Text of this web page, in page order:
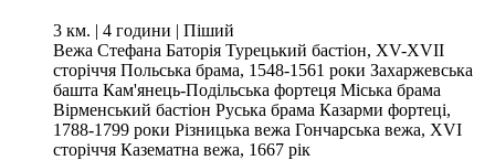
3 км. | 4 години | Піший
Вежа Стефана Баторія Турецький бастіон, XV-XVII
сторіччя Польська брама, 1548-1561 роки Захаржевська
башта Кам'янець-Подільська фортеця Міська брама
Вірменський бастіон Руська брама Казарми фортеці,
1788-1799 роки Різницька вежа Гончарська вежа, XVI
сторіччя Казематна вежа, 1667 рік